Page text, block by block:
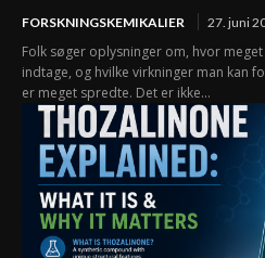
FORSKNINGSKEMIKALIER 27. juni
Folk søger oplysninger om, hvor
indtage, og hvilke virkninger man kan
er meget spredte. Det er ikke...